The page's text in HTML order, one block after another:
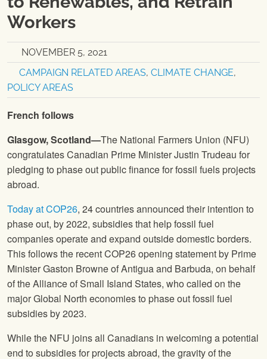
Workers
NOVEMBER 5, 2021
CAMPAIGN RELATED AREAS, CLIMATE CHANGE,
POLICY AREAS
French follows
Glasgow, Scotland—The National Farmers Union (NFU)
congratulates Canadian Prime Minister Justin Trudeau for
pledging to phase out public finance for fossil fuels projects
abroad.
Today at COP26, 24 countries announced their intention to
phase out, by 2022, subsidies that help fossil fuel
companies operate and expand outside domestic borders.
This follows the recent COP26 opening statement by Prime
Minister Gaston Browne of Antigua and Barbuda, on behalf
of the Alliance of Small Island States, who called on the
major Global North economies to phase out fossil fuel
subsidies by 2023.
While the NFU joins all Canadians in welcoming a potential
end to subsidies for projects abroad, the gravity of the